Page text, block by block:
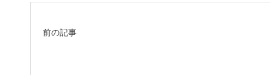
前の記事